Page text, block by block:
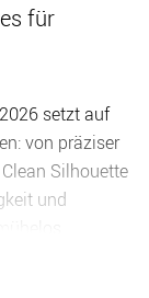
für
setzt auf
von präziser
Silhouette
und
und Stahl.